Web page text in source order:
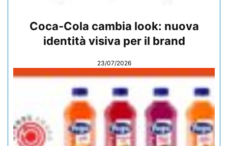
Coca-Cola cambia look: nuova
identità visiva per il brand
23/07/2026